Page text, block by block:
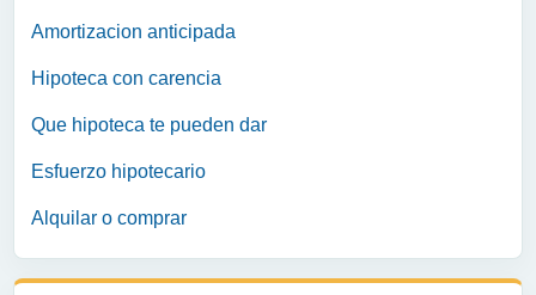
Amortizacion anticipada
Hipoteca con carencia
Que hipoteca te pueden dar
Esfuerzo hipotecario
Alquilar o comprar